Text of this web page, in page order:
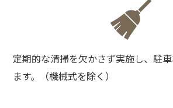
定期的な清掃を欠かさず実施し、駐
ます。（機械式を除く）